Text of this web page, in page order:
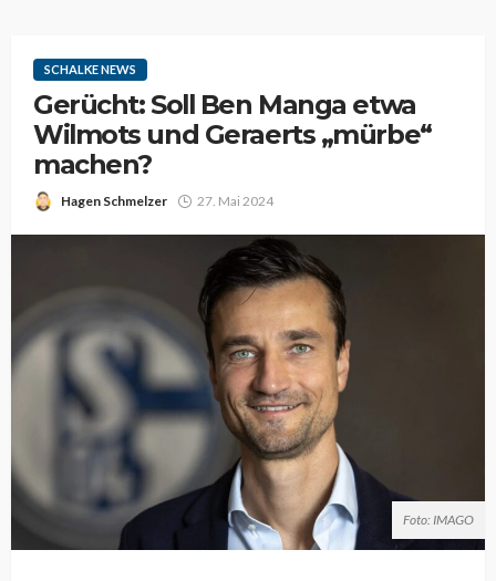
SCHALKE NEWS
Gerücht: Soll Ben Manga etwa
Wilmots und Geraerts „mürbe“
machen?
Hagen Schmelzer 27. Mai 2024
Foto: IMAGO